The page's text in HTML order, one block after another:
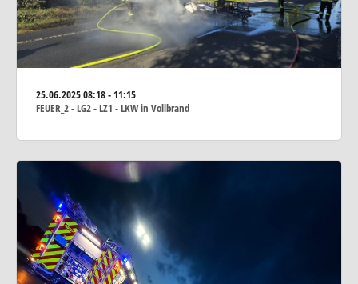
25.06.202508:18 - 11:15
FEUER_2 - LG2 - LZ1 - LKW in Vollbrand